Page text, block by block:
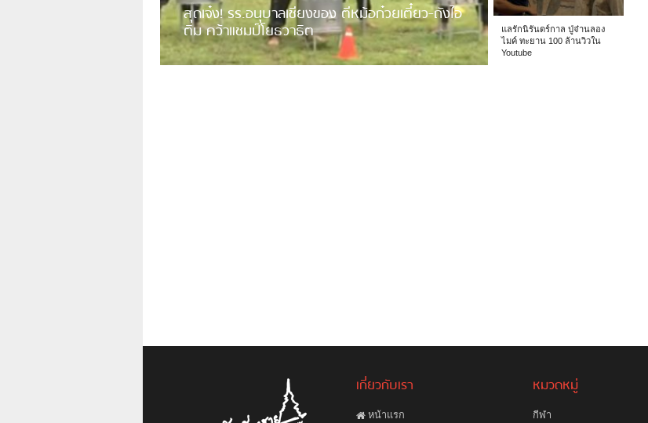
สุดเจ๋ง! รร.อนุบาลเชียงของ ตีหม้อก๋วยเตี๋ยว-ถังไอ
ติม คว้าแชมป์โยธวาธิต
แลรักนิรันดร์กาล ปู่จ๋านลอง
ไมค์ ทะยาน 100 ล้านวิวใน
Youtube
เกี่ยวกับเรา
หน้าแรก
หมวดหมู่
กีฬา